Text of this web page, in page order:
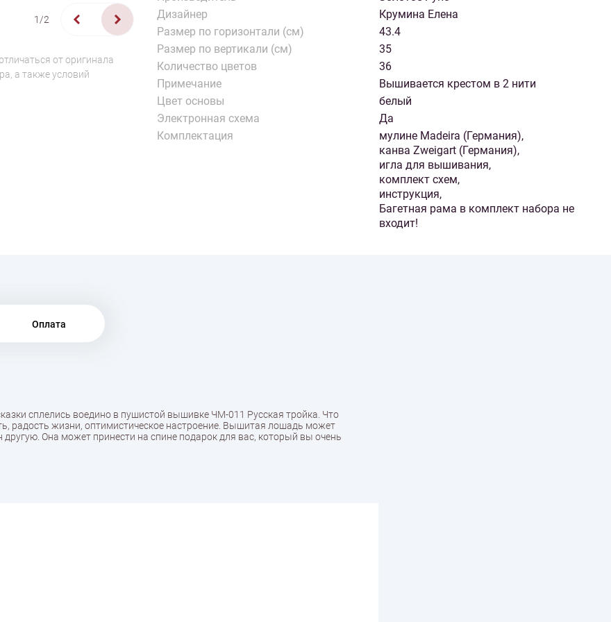
1/2
от оригинала
а также условий
Дизайнер
Крумина Елена
Размер по горизонтали (см)
43.4
Размер по вертикали (см)
35
Количество цветов
36
Примечание
Вышивается крестом в 2 нити
Цвет основы
белый
Электронная схема
Да
Комплектация
мулине Madeira (Германия),
канва Zweigart (Германия),
игла для вышивания,
комплект схем,
инструкция,
Багетная рама в комплект набора не
входит!
Оплата
сплелись воедино в пушистой вышивке ЧМ-011 Русская тройка. Что
радость жизни, оптимистическое настроение. Вышитая лошадь может
Она может принести на спине подарок для вас, который вы очень